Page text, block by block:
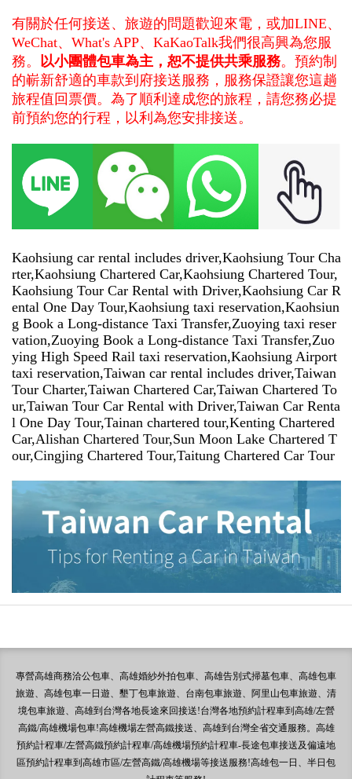
有關於任何接送、旅遊的問題歡迎來電，或加LINE、
WeChat、What's APP、 KaKaoTalk我們很高興為您服
務。 以小團體包車為主，恕不提供共乘服務。預約制
的嶄新舒適的車款到府接送服務，服務保證讓您這趟
旅程值回票價。為了順利達成您的旅程，請您務必提
前預約您的行程，以利為您安排接送。
Kaohsiung car rental includes driver,Kaohsiung Tour Cha
rter,Kaohsiung Chartered Car,Kaohsiung Chartered Tour,
Kaohsiung Tour Car Rental with Driver,Kaohsiung Car R
ental One Day Tour,Kaohsiung taxi reservation,Kaohsiun
g Book a Long-distance Taxi Transfer,Zuoying taxi reser
vation,Zuoying Book a Long-distance Taxi Transfer,Zuo
ying High Speed ​​Rail taxi reservation,Kaohsiung Airport
taxi reservation,Taiwan car rental includes driver,Taiwan
Tour Charter,Taiwan Chartered Car,Taiwan Chartered To
ur,Taiwan Tour Car Rental with Driver,Taiwan Car Renta
l One Day Tour,Tainan chartered tour,Kenting Chartered
Car,Alishan Chartered Tour,Sun Moon Lake Chartered T
our,Cingjing Chartered Tour,Taitung Chartered Car Tour
專營高雄商務洽公包車、高雄婚紗外拍包車、高雄告別式掃墓包車、高雄包車
旅遊、高雄包車一日遊、墾丁包車旅遊、台南包車旅遊、阿里山包車旅遊、清
境包車旅遊、高雄到台灣各地長途來回接送!台灣各地預約計程車到高雄/左營
高鐵/高雄機場包車!高雄機場左營高鐵接送、高雄到台灣全省交通服務。高雄
預約計程車/左營高鐵預約計程車/高雄機場預約計程車-長途包車接送及偏遠地
區預約計程車到高雄市區/左營高鐵/高雄機場等接送服務!高雄包一日、半日包